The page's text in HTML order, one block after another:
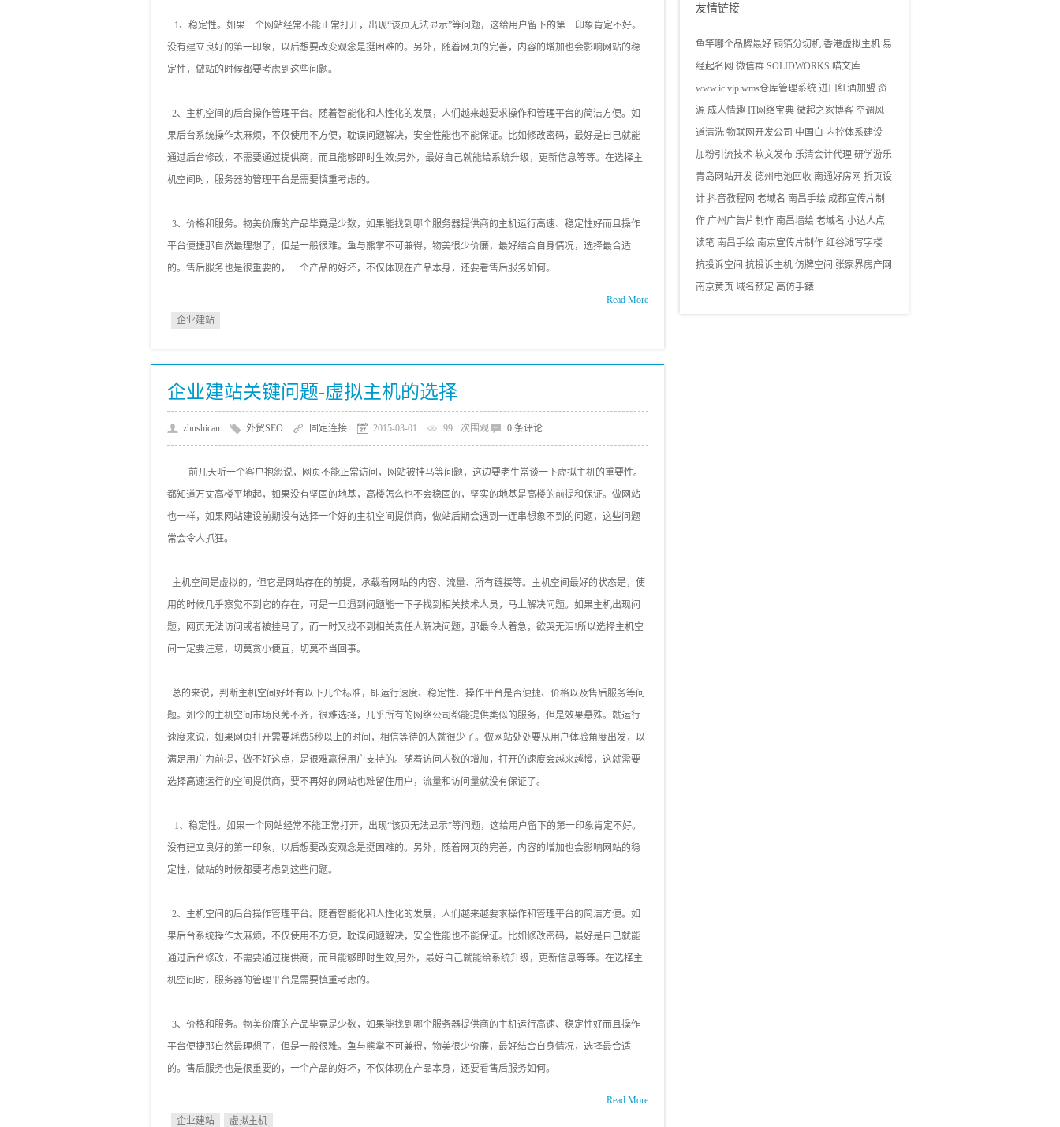
1、稳定性。如果一个网站经常不能正常打开，出现“该页无法显示”等问题，这给用户留下的第一印象肯定不好。
没有建立良好的第一印象，以后想要改变观念是挺困难的。另外，随着网页的完善，内容的增加也会影响网站的稳
定性，做站的时候都要考虑到这些问题。
2、主机空间的后台操作管理平台。随着智能化和人性化的发展，人们越来越要求操作和管理平台的简洁方便。如
果后台系统操作太麻烦，不仅使用不方便，耽误问题解决，安全性能也不能保证。比如修改密码，最好是自己就能
通过后台修改，不需要通过提供商，而且能够即时生效;另外，最好自己就能给系统升级，更新信息等等。在选择主
机空间时，服务器的管理平台是需要慎重考虑的。
3、价格和服务。物美价廉的产品毕竟是少数，如果能找到哪个服务器提供商的主机运行高速、稳定性好而且操作
平台便捷那自然最理想了，但是一般很难。鱼与熊掌不可兼得，物美很少价廉，最好结合自身情况，选择最合适
的。售后服务也是很重要的，一个产品的好坏，不仅体现在产品本身，还要看售后服务如何。
Read More
企业建站
企业建站关键问题-虚拟主机的选择
zhushican 外贸SEO 固定连接 2015-03-01 99 次围观 0 条评论
前几天听一个客户抱怨说，网页不能正常访问，网站被挂马等问题，这边要老生常谈一下虚拟主机的重要性。
都知道万丈高楼平地起，如果没有坚固的地基，高楼怎么也不会稳固的，坚实的地基是高楼的前提和保证。做网站
也一样，如果网站建设前期没有选择一个好的主机空间提供商，做站后期会遇到一连串想象不到的问题，这些问题
常会令人抓狂。
主机空间是虚拟的，但它是网站存在的前提，承载着网站的内容、流量、所有链接等。主机空间最好的状态是，使
用的时候几乎察觉不到它的存在，可是一旦遇到问题能一下子找到相关技术人员，马上解决问题。如果主机出现问
题，网页无法访问或者被挂马了，而一时又找不到相关责任人解决问题，那最令人着急，欲哭无泪!所以选择主机空
间一定要注意，切莫贪小便宜，切莫不当回事。
总的来说，判断主机空间好坏有以下几个标准，即运行速度、稳定性、操作平台是否便捷、价格以及售后服务等问
题。如今的主机空间市场良莠不齐，很难选择，几乎所有的网络公司都能提供类似的服务，但是效果悬殊。就运行
速度来说，如果网页打开需要耗费5秒以上的时间，相信等待的人就很少了。做网站处处要从用户体验角度出发，以
满足用户为前提，做不好这点，是很难赢得用户支持的。随着访问人数的增加，打开的速度会越来越慢，这就需要
选择高速运行的空间提供商，要不再好的网站也难留住用户，流量和访问量就没有保证了。
1、稳定性。如果一个网站经常不能正常打开，出现“该页无法显示”等问题，这给用户留下的第一印象肯定不好。
没有建立良好的第一印象，以后想要改变观念是挺困难的。另外，随着网页的完善，内容的增加也会影响网站的稳
定性，做站的时候都要考虑到这些问题。
2、主机空间的后台操作管理平台。随着智能化和人性化的发展，人们越来越要求操作和管理平台的简洁方便。如
果后台系统操作太麻烦，不仅使用不方便，耽误问题解决，安全性能也不能保证。比如修改密码，最好是自己就能
通过后台修改，不需要通过提供商，而且能够即时生效;另外，最好自己就能给系统升级，更新信息等等。在选择主
机空间时，服务器的管理平台是需要慎重考虑的。
3、价格和服务。物美价廉的产品毕竟是少数，如果能找到哪个服务器提供商的主机运行高速、稳定性好而且操作
平台便捷那自然最理想了，但是一般很难。鱼与熊掌不可兼得，物美很少价廉，最好结合自身情况，选择最合适
的。售后服务也是很重要的，一个产品的好坏，不仅体现在产品本身，还要看售后服务如何。
Read More
企业建站
虚拟主机
友情链接
鱼竿哪个品牌最好 铜箔分切机 香港虚拟主机 易
经起名网 微信群 SOLIDWORKS 喵文库
www.ic.vip wms仓库管理系统 进口红酒加盟 资
源 成人情趣 IT网络宝典 微超之家博客 空调风
道清洗 物联网开发公司 中国白 内控体系建设
加粉引流技术 软文发布 乐清会计代理 研学游乐
青岛网站开发 德州电池回收 南通好房网 折页设
计 抖音教程网 老域名 南昌手绘 成都宣传片制
作 广州广告片制作 南昌墙绘 老域名 小达人点
读笔 南昌手绘 南京宣传片制作 红谷滩写字楼
抗投诉空间 抗投诉主机 仿牌空间 张家界房产网
南京黄页 域名预定 高仿手錶